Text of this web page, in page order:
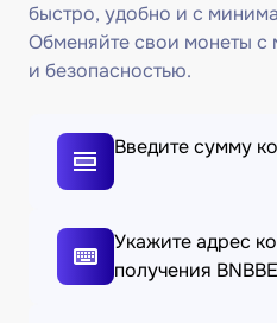
быстро, удобно и с
Обменяйте свои монеты с
и безопасностью.
Введите сумму
Укажите адрес
получения